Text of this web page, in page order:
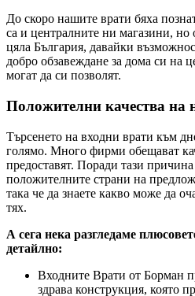
До скоро нашите врати бяха
са и централните ни магазини, но
цяла България, давайки
добро обзавеждане за дома си на
могат да си позволят.
Положителни качества на
Търсенето на входни врати към
голямо. Много фирми обещават
предоставят. Поради тази
положителните страни на
така че да знаете какво може да
тях.
А сега нека разгледаме
детайлно:
Входните Врати от Борман
здрава конструкция, която